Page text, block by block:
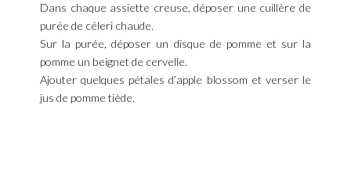
Dans chaque assiette creuse, déposer une cuillère de
purée de céleri chaude.
Sur la purée, déposer un disque de pomme et sur la
pomme un beignet de cervelle.
Ajouter quelques pétales d’apple blossom et verser le
jus de pomme tiède.